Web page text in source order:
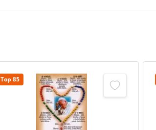
Top 85